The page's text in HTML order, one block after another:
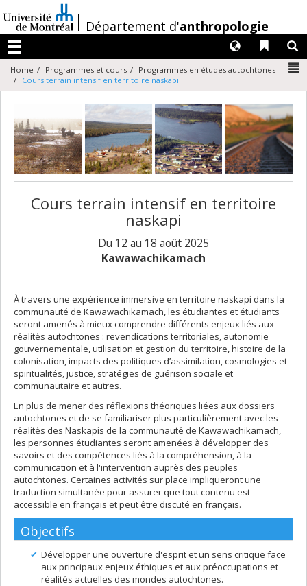
au
contenu
/Département d'anthropologie
Menu
Liens
Langues
Home Programmes et cours
Programmes en études autochtones
Cours terrain intensif en territoire naskapi
Cours terrain intensif en territoire
naskapi
Du 12 au 18 août 2025
Kawawachikamach
À travers une expérience immersive en territoire naskapi dans la
communauté de Kawawachikamach, les étudiantes et étudiants
seront amenés à mieux comprendre différents enjeux liés aux
réalités autochtones : revendications territoriales, autonomie
gouvernementale, utilisation et gestion du territoire, histoire de la
colonisation, impacts des politiques d’assimilation, cosmologies et
spiritualités, justice, stratégies de guérison sociale et
communautaire et autres.
En plus de mener des réflexions théoriques liées aux dossiers
autochtones et de se familiariser plus particulièrement avec les
réalités des Naskapis de la communauté de Kawawachikamach,
les personnes étudiantes seront amenées à développer des
savoirs et des compétences liés à la compréhension, à la
communication et à l'intervention auprès des peuples
autochtones. Certaines activités sur place impliqueront une
traduction simultanée pour assurer que tout contenu est
accessible en français et peut être discuté en français.
Objectifs
Développer une ouverture d'esprit et un sens critique face
aux principaux enjeux éthiques et aux préoccupations et
réalités actuelles des mondes autochtones.